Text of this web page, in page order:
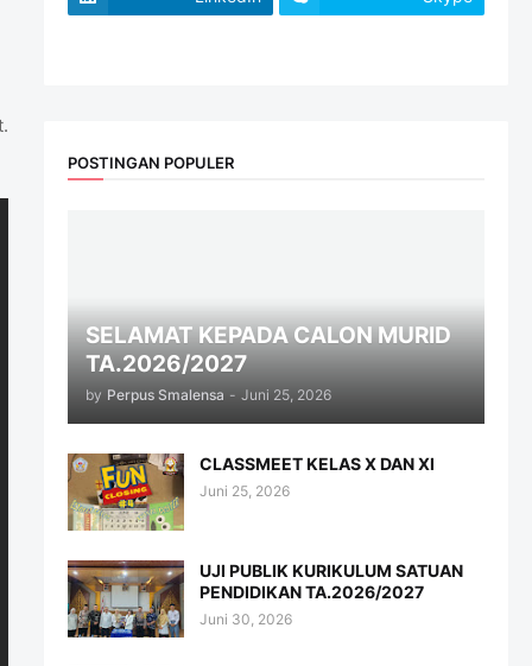
POSTINGAN POPULER
SELAMAT KEPADA CALON MURID
TA.2026/2027
by Perpus Smalensa - Juni 25, 2026
CLASSMEET KELAS X DAN XI
Juni 25, 2026
UJI PUBLIK KURIKULUM SATUAN
PENDIDIKAN TA.2026/2027
Juni 30, 2026